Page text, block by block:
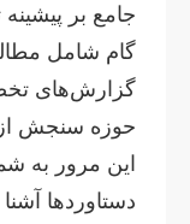
جامع بر
گام شامل
گزارش‌های
حوزه سنجش
این مرور به
دستاوردها